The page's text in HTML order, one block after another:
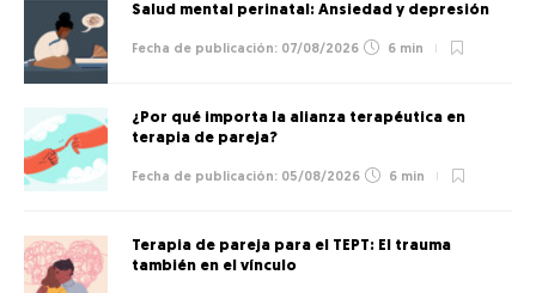
Salud mental perinatal: Ansiedad y depresión
07/08/2026 6 min
¿Por qué importa la alianza terapéutica en
terapia de pareja?
05/08/2026 6 min
Terapia de pareja para el TEPT: El trauma
también en el vínculo